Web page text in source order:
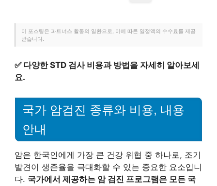
이 포스팅은 파트너스 활동의 일환으로, 이에 따른 일정액의 수수료를 제공
받습니다.
✅ 다양한 STD 검사 비용과 방법을 자세히 알아보세
요.
국가 암검진 종류와 비용, 내용
안내
암은 한국인에게 가장 큰 건강 위협 중 하나로, 조기
발견이 생존율을 극대화할 수 있는 중요한 요소입니
다. 국가에서 제공하는 암 검진 프로그램은 모든 국